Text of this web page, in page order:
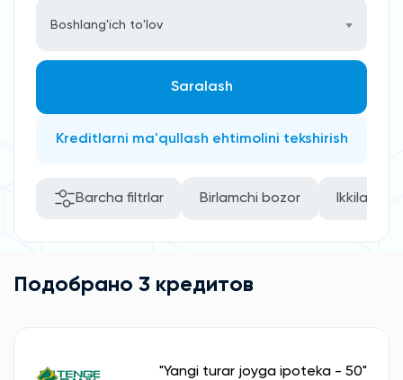
Boshlang'ich to'lov
Saralash
Kreditlarni ma'qullash ehtimolini tekshirish
Barcha filtrlar Birlamchi bozor
Подобрано 3 кредитов
"Yangi turar joyga ipoteka - 50"